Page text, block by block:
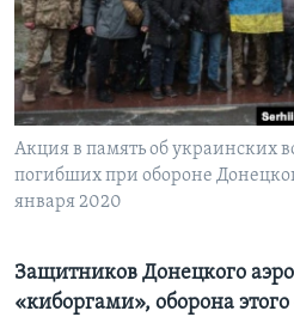
Learning English
СОЦИАЛЬНЫЕ СЕТИ
Языки
Акция в память об украинских
погибших при обороне
января 2020
Защитников Донецкого
«киборгами», оборона этого